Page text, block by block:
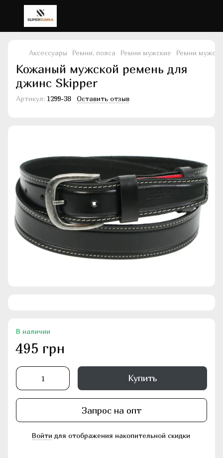
Аксессуары Ремни, пояса Ремни мужские Ремни
Кожаный мужской ремень для
джинс Skipper
Артикул: 1299-38 Оставить отзыв
В наличии
495 грн
Купить
Запрос на опт
Войти для отображения накопительной скидки